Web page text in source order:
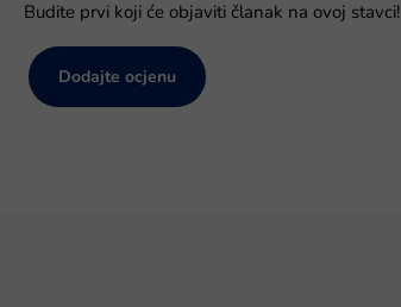
Budite prvi koji će objaviti članak na ovoj stavci!
Dodajte ocjenu